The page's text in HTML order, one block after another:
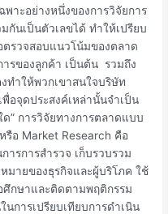
าะอย่างหนึ่งของการวิจัยการ
กันเป็นตัวเลขได้ ทำให้เปรียบ
ตรวจสอบแนวโน้มของตลาด
รของลูกค้า เป็นต้น รวมถึง
ทำให้พวกเขาสนใจบริษัท
จุดประสงค์เหล่านั้นจำเป็น
” การวิจัยทางการตลาดแบบ
รือ Market Research คือ
ารการสำรวจ เก็บรวบรวม
มายของธุรกิจและผู้บริโภค ใช้
ศึกษาและติดตามพฤติกรรม
การเปรียบเทียบการดําเนิน